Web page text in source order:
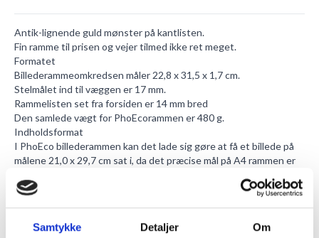
Samtykke Detaljer Om
Antik-lignende guld mønster på kantlisten.
Fin ramme til prisen og vejer tilmed ikke ret meget.
Formatet
Billederammeomkredsen måler 22,8 x 31,5 x 1,7 cm.
Stelmålet ind til væggen er 17 mm.
Rammelisten set fra forsiden er 14 mm bred
Den samlede vægt for PhoEcorammen er 480 g.
Indholdsformat
I PhoEco billederammen kan det lade sig gøre at få et billede på
målene 21,0 x 29,7 cm sat i, da det præcise mål på A4 rammen er
Den synlige motivdel udgør 20,0 x 28,7 cm i rammen.
Billedestellets akryl frontglas er 1 mm dyb.